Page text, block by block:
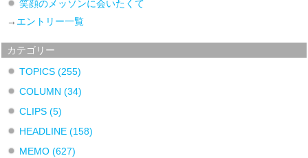
笑顔のメッソンに会いたくて
→ エントリー一覧
カテゴリー
TOPICS (255)
COLUMN (34)
CLIPS (5)
HEADLINE (158)
MEMO (627)